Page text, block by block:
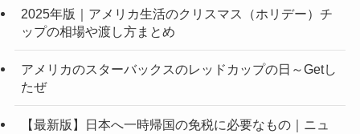
2025年版｜アメリカ生活のクリスマス（ホリデー）チ
ップの相場や渡し方まとめ
アメリカのスターバックスのレッドカップの日～Getし
たぜ
【最新版】日本へ一時帰国の免税に必要なもの｜ニュ